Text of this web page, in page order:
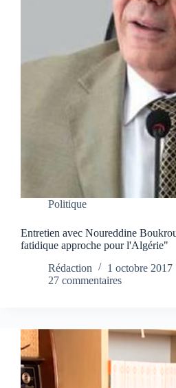
Politique
Entretien avec Noureddine
fatidique approche pour l'Algérie"
Rédaction
1 octobre 2017
27 commentaires